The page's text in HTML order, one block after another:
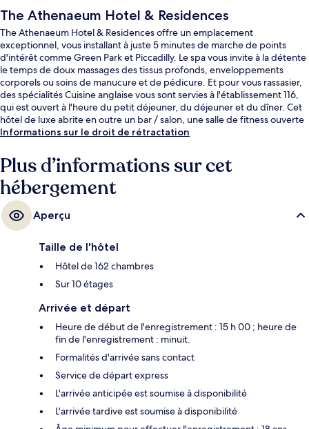
The Athenaeum Hotel & Residences
The Athenaeum Hotel & Residences offre un emplacement
exceptionnel, vous installant à juste 5 minutes de marche de points
d'intérêt comme Green Park et Piccadilly. Le spa vous invite à la détente
le temps de doux massages des tissus profonds, enveloppements
corporels ou soins de manucure et de pédicure. Et pour vous rassasier,
des spécialités Cuisine anglaise vous sont servies à l'établissement 116,
qui est ouvert à l'heure du petit déjeuner, du déjeuner et du dîner. Cet
hôtel de luxe abrite en outre un bar / salon, une salle de fitness ouverte
24 h/24 et un sauna. Les autres voyageurs ne disent que du bien en ce
à une courte distance à pied : Station de métro Green Park est à 5 min
et Station de métro Hyde Park Corner, à 5 min.
Informations sur le droit de rétractation
Plus d’informations sur cet
hébergement
Aperçu
Taille de l'hôtel
Hôtel de 162 chambres
Sur 10 étages
Arrivée et départ
Heure de début de l'enregistrement : 15 h 00 ; heure de
fin de l'enregistrement : minuit.
Formalités d'arrivée sans contact
Service de départ express
L'arrivée anticipée est soumise à disponibilité
L'arrivée tardive est soumise à disponibilité